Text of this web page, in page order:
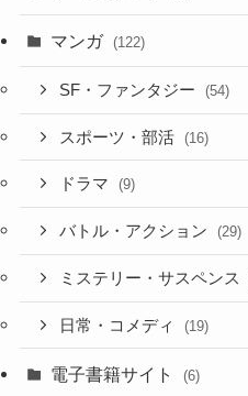
マンガ (122)
SF・ファンタジー (54)
スポーツ・部活 (16)
ドラマ (9)
バトル・アクション (29)
ミステリー・サスペンス
日常・コメディ (19)
電子書籍サイト (6)